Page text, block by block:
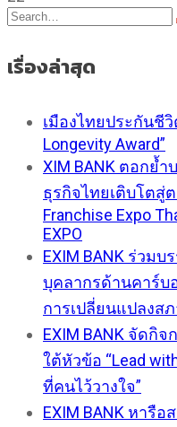
เรื่องล่าสุด
เมืองไทยประกันชีวิ
Longevity Award”
XIM BANK ตอกย้ำ
ธุรกิจไทยเติบโตสู่
Franchise Expo
EXPO
EXIM BANK ร่วม
บุคลากรด้านคาร์บ
การเปลี่ยนแปลงส
EXIM BANK จัดกิจ
ใต้หัวข้อ “Lead
ที่คนไว้วางใจ”
EXIM BANK หารื